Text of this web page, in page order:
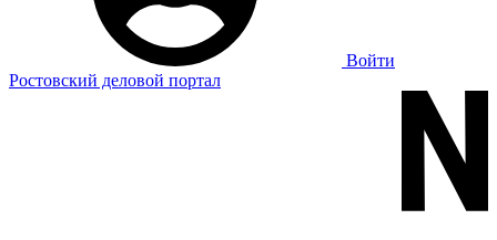
Войти
Ростовский деловой портал